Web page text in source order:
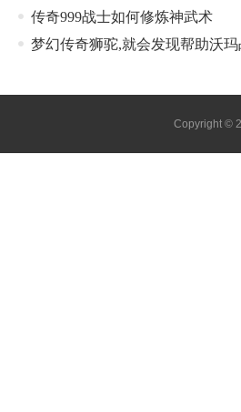
传奇999战士如何修炼神武术
梦幻传奇狮驼,就会发现帮助沃
Copyright ©